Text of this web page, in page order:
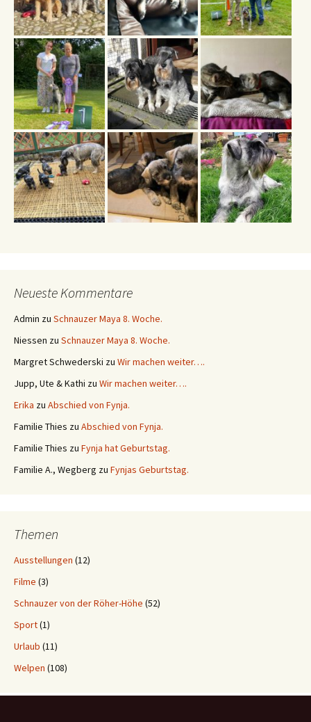
Neueste Kommentare
Admin zu Schnauzer Maya 8. Woche.
Niessen zu Schnauzer Maya 8. Woche.
Margret Schwederski zu Wir machen weiter….
Jupp, Ute & Kathi zu Wir machen weiter….
Erika zu Abschied von Fynja.
Familie Thies zu Abschied von Fynja.
Familie Thies zu Fynja hat Geburtstag.
Familie A., Wegberg zu Fynjas Geburtstag.
Themen
Ausstellungen (12)
Filme (3)
Schnauzer von der Röher-Höhe (52)
Sport(1)
Urlaub (11)
Welpen (108)